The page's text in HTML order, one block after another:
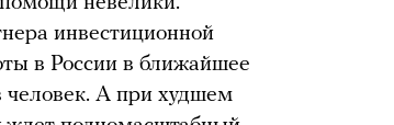
инвестиционной
в России в ближайшее
человек. А при худшем